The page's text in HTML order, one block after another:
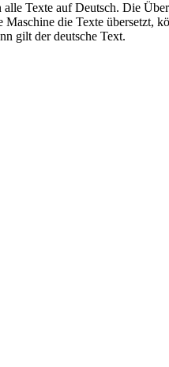
alle Texte auf Deutsch. Die
die Texte übersetzt,
gilt der deutsche Text.